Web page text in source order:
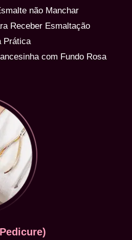
não Manchar
Receber Esmaltação
Prática
com Fundo Rosa